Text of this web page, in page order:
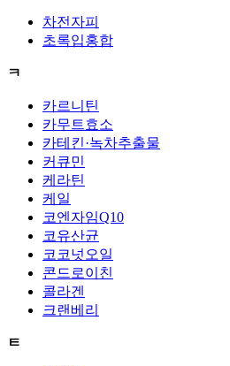
차전자피
초록입홍합
ㅋ
카르니틴
카무트효소
카테킨·녹차추출물
커큐민
케라틴
케일
코엔자임Q10
코유산균
코코넛오일
콘드로이친
콜라겐
크랜베리
ㅌ